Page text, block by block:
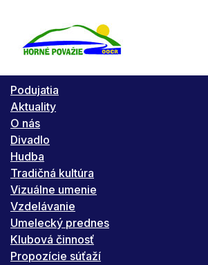
Podujatia
Aktuality
O nás
Divadlo
Hudba
Tradičná kultúra
Vizuálne umenie
Vzdelávanie
Umelecký prednes
Klubová činnosť
Propozície súťaží